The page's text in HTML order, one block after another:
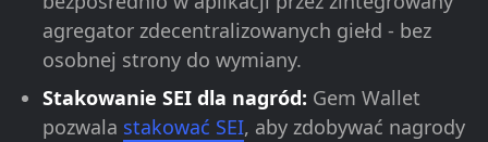
agregator zdecentralizowanych giełd - bez
osobnej strony do wymiany.
Stakowanie SEI dla nagród: Gem Wallet
pozwala stakować SEI, aby zdobywać nagrody